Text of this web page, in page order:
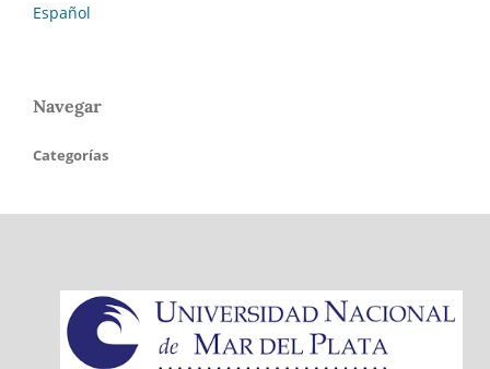
Español
Navegar
Categorías